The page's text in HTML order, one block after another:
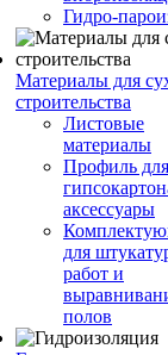
Гидро-
Материалы для
строительства
Листовые
материалы
Профиль для
аксессуары
для
работ и
полов